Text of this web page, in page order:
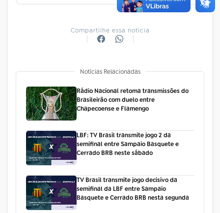
Compartilhe essa notícia
Notícias Relacionadas
Rádio Nacional retoma transmissões do
Brasileirão com duelo entre
Chapecoense e Flamengo
LBF: TV Brasil transmite jogo 2 da
semifinal entre Sampaio Basquete e
Cerrado BRB neste sábado
TV Brasil transmite jogo decisivo da
semifinal da LBF entre Sampaio
Basquete e Cerrado BRB nesta segunda